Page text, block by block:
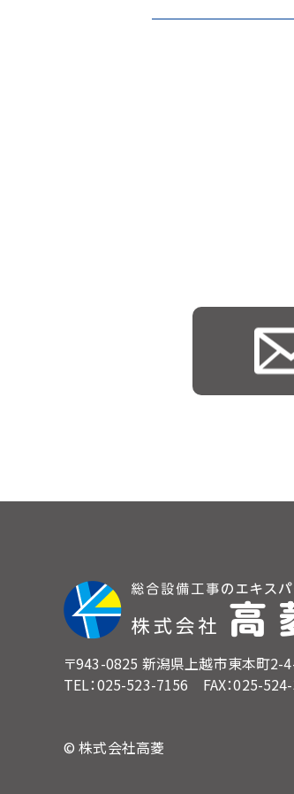
〒943-0825 新潟県上越市東本町2-
TEL：025-523-7156 FAX：025-
© 株式会社高菱